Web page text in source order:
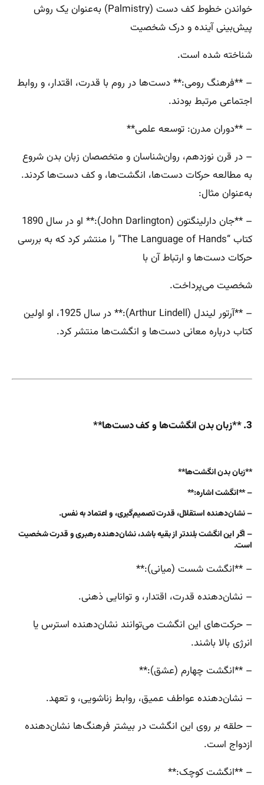
خواندن خطوط کف دست (Palmistry) به‌عنوان یک روش
پیش‌بینی آینده و درک شخصیت
شناخته شده است.
– **فرهنگ رومی:** دست‌ها در روم با قدرت، اقتدار، و روابط
اجتماعی مرتبط بودند.
– **دوران مدرن: توسعه علمی**
– در قرن نوزدهم، روان‌شناسان و متخصصان زبان بدن شروع
به مطالعه حرکات دست‌ها، انگشت‌ها، و کف دست‌ها کردند.
به‌عنوان مثال:
– **جان دارلینگتون (John Darlington):** او در سال 1890
کتاب “The Language of Hands” را منتشر کرد که به بررسی
حرکات دست‌ها و ارتباط آن با
شخصیت می‌پرداخت.
– **آرتور لیندل (Arthur Lindell):** در سال 1925، او اولین
کتاب درباره معانی دست‌ها و انگشت‌ها منتشر کرد.
3. **زبان بدن انگشت‌ها و کف دست‌ها**
**زبان بدن انگشت‌ها**
– **انگشت اشاره:**
– نشان‌دهنده استقلال، قدرت تصمیم‌گیری، و اعتماد به نفس.
– اگر این انگشت بلندتر از بقیه باشد، نشان‌دهنده رهبری و قدرت شخصیت
است.
– **انگشت شست (میانی):**
– نشان‌دهنده قدرت، اقتدار، و توانایی ذهنی.
– حرکت‌های این انگشت می‌توانند نشان‌دهنده استرس یا
انرژی بالا باشند.
– **انگشت چهارم (عشق):**
– نشان‌دهنده عواطف عمیق، روابط زناشویی، و تعهد.
– حلقه بر روی این انگشت در بیشتر فرهنگ‌ها نشان‌دهنده
ازدواج است.
– **انگشت کوچک:**